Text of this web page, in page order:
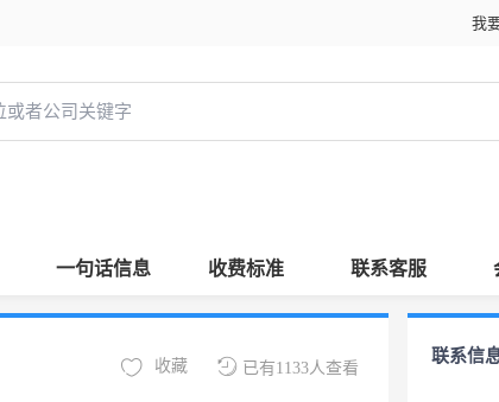
我
一句话信息 收费标准 联系客服
已有1133人查看
收藏
联系信